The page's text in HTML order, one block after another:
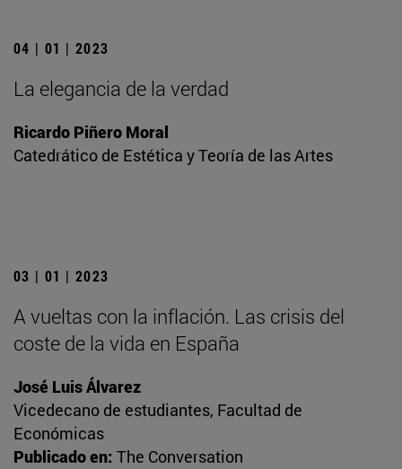
04 | 01 | 2023
La elegancia de la verdad
Ricardo Piñero Moral
Catedrático de Estética y Teoría de las Artes
03 | 01 | 2023
A vueltas con la inflación. Las crisis del
coste de la vida en España
José Luis Álvarez
Vicedecano de estudiantes, Facultad de
Económicas
Publicado en: The Conversation